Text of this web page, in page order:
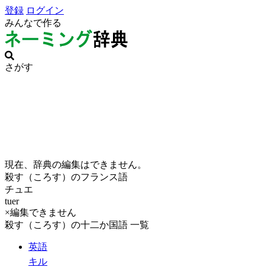
登録 ログイン
みんなで作る
さがす
現在、辞典の編集はできません。
殺す（ころす）のフランス語
チュエ
tuer
×編集できません
殺す（ころす）の十二か国語 一覧
英語
キル